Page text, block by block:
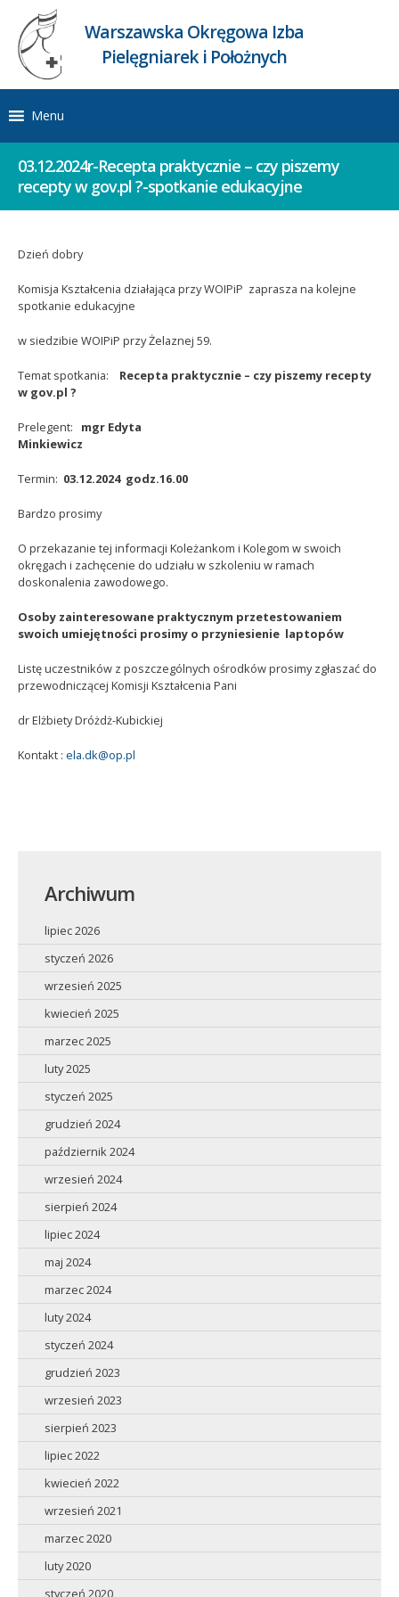
Warszawska Okręgowa Izba
Pielęgniarek i Położnych
Menu
03.12.2024r-Recepta praktycznie – czy piszemy
recepty w gov.pl ?-spotkanie edukacyjne
Dzień dobry
Komisja Kształcenia działająca przy WOIPiP zaprasza na kolejne
spotkanie edukacyjne
w siedzibie WOIPiP przy Żelaznej 59.
Temat spotkania: Recepta praktycznie – czy piszemy recepty
w gov.pl ?
Prelegent: mgr Edyta
Minkiewicz
Termin: 03.12.2024 godz.16.00
Bardzo prosimy
O przekazanie tej informacji Koleżankom i Kolegom w swoich
okręgach i zachęcenie do udziału w szkoleniu w ramach
doskonalenia zawodowego.
Osoby zainteresowane praktycznym przetestowaniem
swoich umiejętności prosimy o przyniesienie laptopów
Listę uczestników z poszczególnych ośrodków prosimy zgłaszać do
przewodniczącej Komisji Kształcenia Pani
dr Elżbiety Dróżdż-Kubickiej
Kontakt : ela.dk@op.pl
Archiwum
lipiec 2026
styczeń 2026
wrzesień 2025
kwiecień 2025
marzec 2025
luty 2025
styczeń 2025
grudzień 2024
październik 2024
wrzesień 2024
sierpień 2024
lipiec 2024
maj 2024
marzec 2024
luty 2024
styczeń 2024
grudzień 2023
wrzesień 2023
sierpień 2023
lipiec 2022
kwiecień 2022
wrzesień 2021
marzec 2020
luty 2020
styczeń 2020